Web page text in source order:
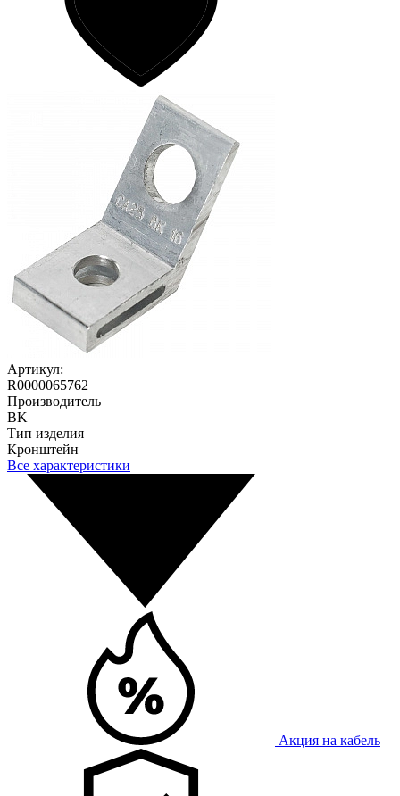
Артикул:
R0000065762
Производитель
BK
Тип изделия
Кронштейн
Все характеристики
Акция на кабель